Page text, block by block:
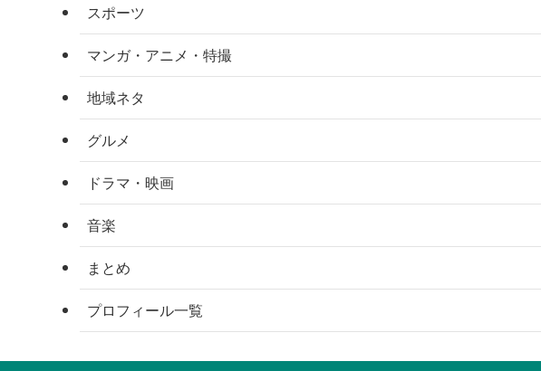
スポーツ
マンガ・アニメ・特撮
地域ネタ
グルメ
ドラマ・映画
音楽
まとめ
プロフィール一覧